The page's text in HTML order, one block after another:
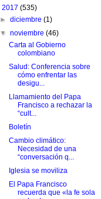
2017 (535)
►diciembre(1)
▼noviembre(46)
Carta al Gobierno
colombiano
Salud: Conferencia sobre
cómo enfrentar las
desigu...
Llamamiento del Papa
Francisco a rechazar la
“cult...
Boletín
Cambio climático:
Necesidad de una
“conversación q...
Iglesia se moviliza
El Papa Francisco
recuerda que «la fe sola